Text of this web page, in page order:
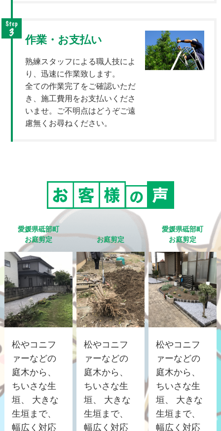
作業・お支払い
熟練スタッフによる職人技によ
り、迅速に作業致します。
全ての作業完了をご確認いただ
き、施工費用をお支払いくださ
いませ。ご不明点はどうぞご遠
慮無くお尋ねください。
愛媛県砥部町
お庭剪定
松やコニフ
ァーなどの
庭木から、
ちいさな生
垣、 大きな
生垣まで、
幅広く対応
お庭剪定
松やコニフ
ァーなどの
庭木から、
ちいさな生
垣、 大きな
生垣まで、
幅広く対応
愛媛県砥部町
お庭剪定
松やコニフ
ァーなどの
庭木から、
ちいさな生
垣、 大きな
生垣まで、
幅広く対応